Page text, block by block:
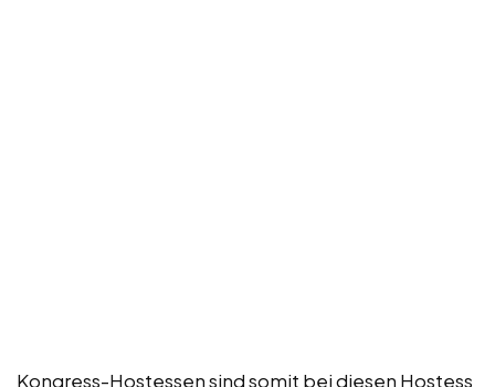
Kongress-Hostessen sind somit bei diesen Hostess